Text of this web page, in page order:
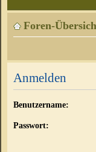
Foren-
Anmelden
Benutzername:
Passwort: